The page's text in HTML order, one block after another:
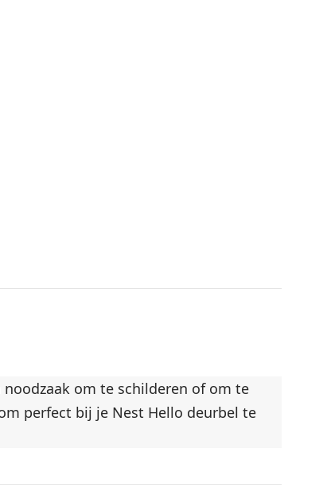
om te schilderen of om te
perfect bij je Nest Hello deurbel te